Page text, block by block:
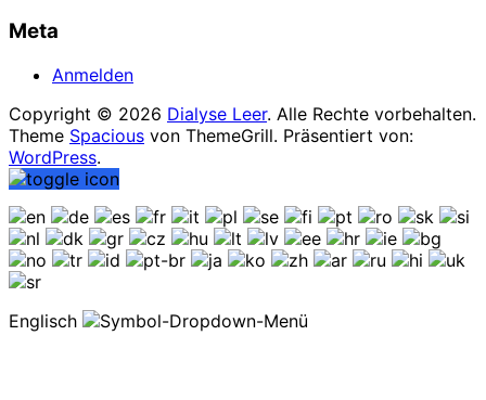
Meta
Anmelden
Copyright © 2026 Dialyse Leer. Alle Rechte vorbehalten.
Theme Spacious von ThemeGrill. Präsentiert von:
WordPress.
Englisch